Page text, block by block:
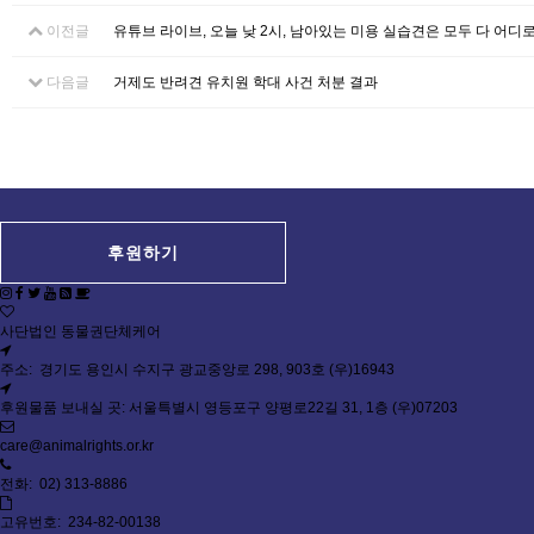
이전글 유튜브 라이브, 오늘 낮 2시, 남아있는 미용 실습견은 모두 다 어디
다음글 거제도 반려견 유치원 학대 사건 처분 결과
후원하기
사단법인 동물권단체케어
주소: 경기도 용인시 수지구 광교중앙로 298, 903호 (우)16943
후원물품 보내실 곳: 서울특별시 영등포구 양평로22길 31, 1층 (우)07203
care@animalrights.or.kr
전화: 02) 313-8886
고유번호: 234-82-00138